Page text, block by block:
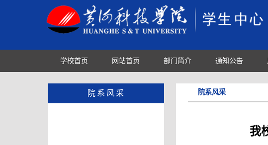
学校首页 网站首页 部门简介 通知公告
院系风采 院系风采
我